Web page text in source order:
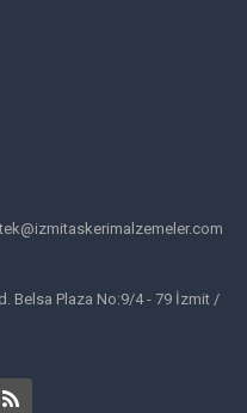
Belsa Plaza No:9/4 - 79 İzmit /